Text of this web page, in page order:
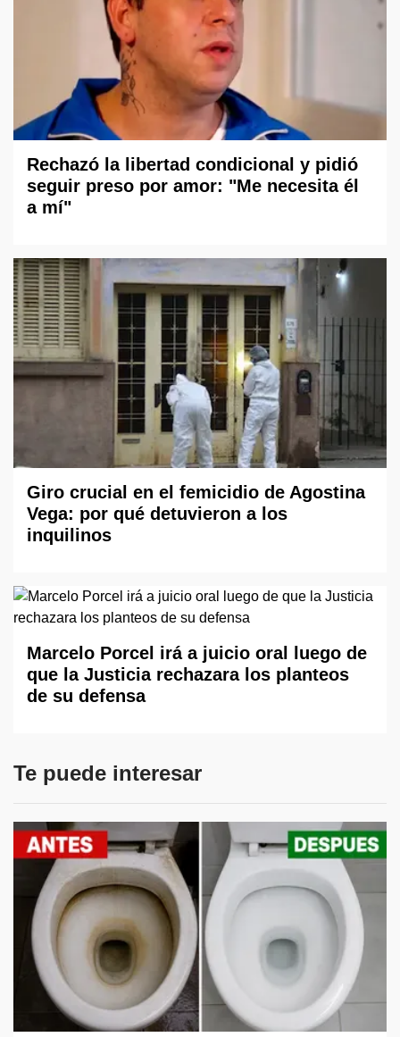
Rechazó la libertad condicional y pidió
seguir preso por amor: "Me necesita él
a mí"
Giro crucial en el femicidio de Agostina
Vega: por qué detuvieron a los
inquilinos
Marcelo Porcel irá a juicio oral luego de
que la Justicia rechazara los planteos
de su defensa
Te puede interesar